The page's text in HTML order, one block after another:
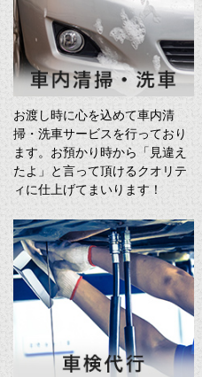
お渡し時に心を込めて車内清
掃・洗車サービスを行っており
ます。お預かり時から「見違え
たよ」と言って頂けるクオリテ
ィに仕上げてまいります！